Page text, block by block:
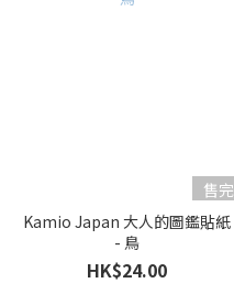
售完
Kamio Japan 大人的圖鑑貼紙
- 鳥
HK$24.00